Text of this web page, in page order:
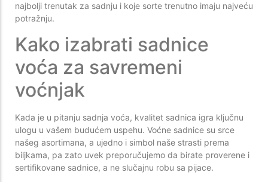
najbolji trenutak za sadnju i koje sorte trenutno imaju najveću
potražnju.
Kako izabrati sadnice
voća za savremeni
voćnjak
Kada je u pitanju sadnja voća, kvalitet sadnica igra ključnu
ulogu u vašem budućem uspehu. Voćne sadnice su srce
našeg asortimana, a ujedno i simbol naše strasti prema
biljkama, pa zato uvek preporučujemo da birate proverene i
sertifikovane sadnice, a ne slučajnu robu sa pijace.